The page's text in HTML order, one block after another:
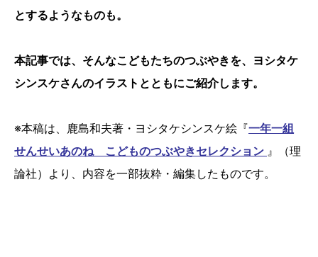
とするようなものも。
本記事では、そんなこどもたちのつぶやきを、ヨシタケ
シンスケさんのイラストとともにご紹介します。
※本稿は、鹿島和夫著・ヨシタケシンスケ絵『一年一組
せんせいあのね こどものつぶやきセレクション 』（理
論社）より、内容を一部抜粋・編集したものです。